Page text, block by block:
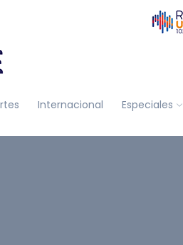
Internacional Especiales